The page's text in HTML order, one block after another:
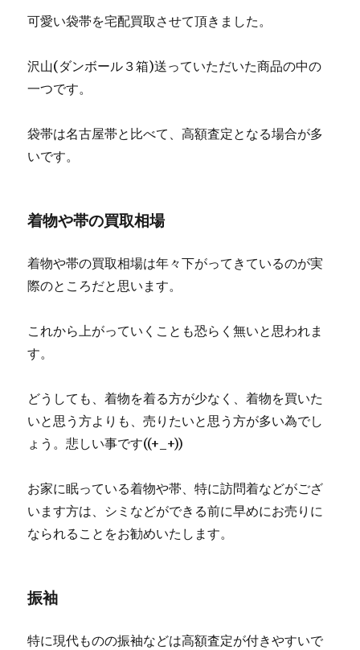
可愛い袋帯を宅配買取させて頂きました。
沢山(ダンボール３箱)送っていただいた商品の中の
一つです。
袋帯は名古屋帯と比べて、高額査定となる場合が多
いです。
着物や帯の買取相場
着物や帯の買取相場は年々下がってきているのが実
際のところだと思います。
これから上がっていくことも恐らく無いと思われま
す。
どうしても、着物を着る方が少なく、着物を買いた
いと思う方よりも、売りたいと思う方が多い為でし
ょう。悲しい事です((+_+))
お家に眠っている着物や帯、特に訪問着などがござ
います方は、シミなどができる前に早めにお売りに
なられることをお勧めいたします。
振袖
特に現代ものの振袖などは高額査定が付きやすいで